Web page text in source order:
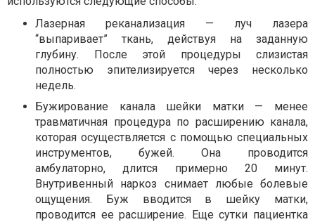
Лазерная реканализация — луч лазера
“выпаривает” ткань, действуя на заданную
глубину. После этой процедуры слизистая
полностью эпителизируется через несколько
недель.
Бужирование канала шейки матки — менее
травматичная процедура по расширению канала,
которая осуществляется с помощью специальных
инструментов, бужей. Она проводится
амбулаторно, длится примерно 20 минут.
Внутривенный наркоз снимает любые болевые
ощущения. Буж вводится в шейку матки,
проводится ее расширение. Еще сутки пациентка